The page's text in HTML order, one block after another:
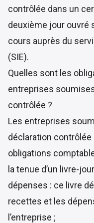
contrôlée dans un
deuxième jour ouvré
cours auprès du
(SIE).
Quelles sont les
entreprises
contrôlée ?
Les entreprises
déclaration
obligations
la tenue d’un livre-
dépenses : ce livre
recettes et les
l’entreprise ;